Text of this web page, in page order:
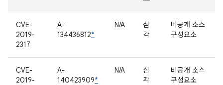
CVE-
2019-
2317
A-
134436812*
N/A
심
각
비공개 소스
구성요소
CVE-
2019-
A-
140423909*
N/A
심
각
비공개 소스
구성요소